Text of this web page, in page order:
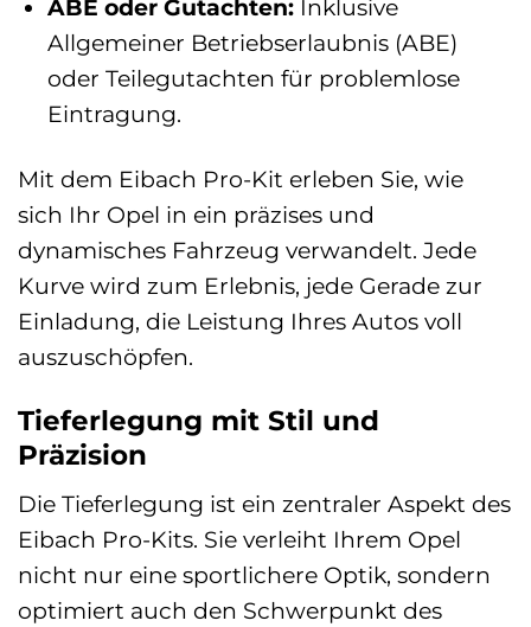
ABE oder Gutachten:Inklusive
Allgemeiner Betriebserlaubnis (ABE)
oder Teilegutachten für problemlose
Eintragung.
Mit dem Eibach Pro-Kit erleben Sie, wie
sich Ihr Opel in ein präzises und
dynamisches Fahrzeug verwandelt. Jede
Kurve wird zum Erlebnis, jede Gerade zur
Einladung, die Leistung Ihres Autos voll
auszuschöpfen.
Tieferlegung mit Stil und
Präzision
Die Tieferlegung ist ein zentraler Aspekt des
Eibach Pro-Kits. Sie verleiht Ihrem Opel
nicht nur eine sportlichere Optik, sondern
optimiert auch den Schwerpunkt des